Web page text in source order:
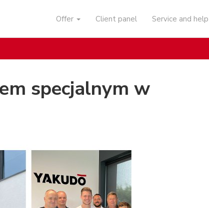
Offer Client panel Service and help
specjalnym w